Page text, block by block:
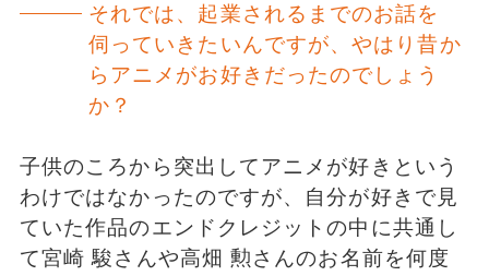
それでは、起業されるまでのお話を
伺っていきたいんですが、やはり昔か
らアニメがお好きだったのでしょう
か？
子供のころから突出してアニメが好きという
わけではなかったのですが、自分が好きで見
ていた作品のエンドクレジットの中に共通し
て宮崎 駿さんや高畑 勲さんのお名前を何度